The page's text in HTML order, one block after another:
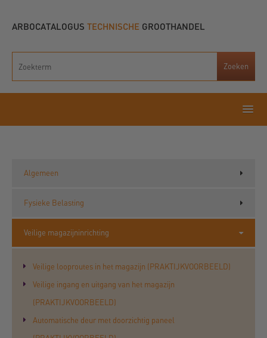
ARBOCATALOGUS TECHNISCHE GROOTHANDEL
Algemeen
Fysieke Belasting
Veilige magazijninrichting
Veilige looproutes in het magazijn (PRAKTIJKVOORBEELD)
Veilige ingang en uitgang van het magazijn
(PRAKTIJKVOORBEELD)
Automatische deur met doorzichtig paneel